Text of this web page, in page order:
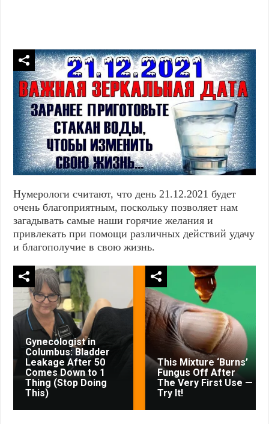
Нумерологи считают, что день 21.12.2021 будет
очень благоприятным, поскольку позволяет нам
загадывать самые наши горячие желания и
привлекать при помощи различных действий удачу
и благополучие в свою жизнь.
Gynecologist in
Columbus: Bladder
Leakage After 50
Comes Down to 1
Thing (Stop Doing
This)
This Mixture ‘Burns’
Fungus Off After
The Very First Use —
Try It!